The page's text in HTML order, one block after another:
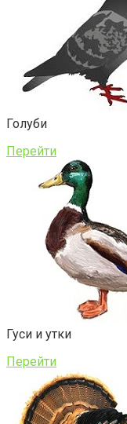
Голуби
Перейти
Гуси и утки
Перейти